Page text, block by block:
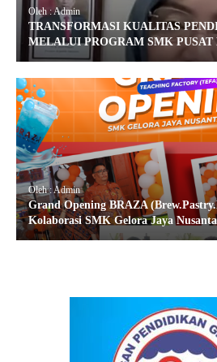
Oleh : Admin
TRANSFORMASI KUALITAS
MELALUI PROGRAM SMK PUSAT
Oleh : Admin
Grand Opening BRAZA
Kolaborasi SMK Gelora Jaya